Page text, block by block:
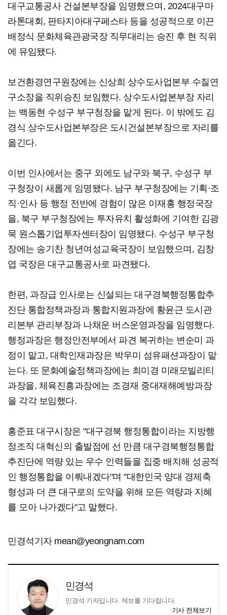
대구교통공사 건설본부장을 임명했으며, 2024대구마
라톤대회, 판타지아대구페스타 등을 성공적으로 이끈
배정식 문화체육관광국장 직무대리는 승진 후 현 직위
에 유임됐다.
보건환경연구원장에는 신상희 상수도사업본부 수질연
구소장을 직위승진 보임했다. 상수도사업본부장 자리
는 백동현 수성구 부구청장을 맡게 된다. 이 밖에도 김
경식 상수도사업본부장은 도시건설본부장으로 자리를
옮긴다.
이번 인사에서는 중구 외에도 남구와 북구, 수성구 부
구청장이 새롭게 임명됐다. 남구 부구청장에는 기획·조
직·인사 등 행정 전반에 경험이 많은 이재홍 행정국장
을, 북구 부구청장에는 투자유치 활성화에 기여한 김광
묵 원스톱기업투자센터장이 임명됐다. 수성구 부구청
장에는 송기찬 청년여성교육국장이 보임했으며, 김창
엽 국장은 대구교통공사로 파견됐다.
한편, 과장급 인사로는 신설되는 대구경북행정통합추
진단 통합정책과장과 통합지원과장에 황윤근 도시관
리본부 관리부장과 나채운 버스운영과장을 임명했다.
행정과장은 행정안전부에서 파견 복귀하는 변순미 과
정이 맡고, 대학인재과장은 박우미 섬유패션과장이 맡
는다. 또 문화예술정책과장에는 최미경 미래모빌리티
과장을, 체육진흥과장에는 조경재 중대재해예방과장
을 각각 보임했다.
홍준표 대구시장은 "대구경북 행정통합이라는 지방행
정조직 대혁신의 출발점에 선 만큼 대구경북행정통합
추진단에 역량 있는 우수 인력들을 집중 배치해 성공적
인 행정통합을 이뤄내겠다"며 "대한민국 양대 경제축
형성과 더 큰 대구로의 도약을 위해 모든 역량과 지혜
를 모아 나가겠다"고 말했다.
민경석기자 mean@yeongnam.com
민경석
민경석 기자입니다. 제보를 기다립니다.
기사 전체보기